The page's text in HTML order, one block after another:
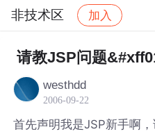
非技术区 加入
社区 非技术区 帖子
请教JSP问题
westhdd
2006-09-22
首先声明我是JSP新手啊